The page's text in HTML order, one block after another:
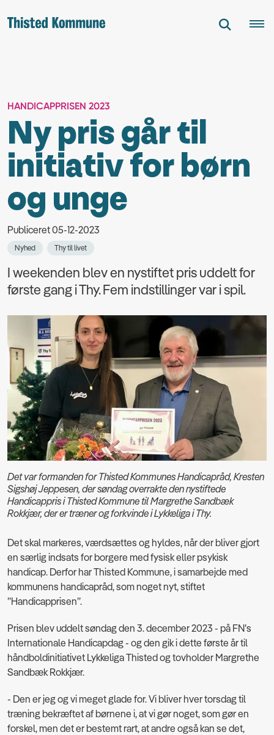
HANDICAPPRISEN 2023
Ny pris går til
initiativ for børn
og unge
Publiceret 05-12-2023
Nyhed Thy til livet
I weekenden blev en nystiftet pris uddelt for
første gang i Thy. Fem indstillinger var i spil.
Det var formanden for Thisted Kommunes Handicapråd, Kresten
Sigshøj Jeppesen, der søndag overrakte den nystiftede
Handicappris i Thisted Kommune til Margrethe Sandbæk
Rokkjær, der er træner og forkvinde i Lykkeliga i Thy.
Det skal markeres, værdsættes og hyldes, når der bliver gjort
en særlig indsats for borgere med fysisk eller psykisk
handicap. Derfor har Thisted Kommune, i samarbejde med
kommunens handicapråd, som noget nyt, stiftet
”Handicapprisen”.
Prisen blev uddelt søndag den 3. december 2023 - på FN’s
Internationale Handicapdag - og den gik i dette første år til
håndboldinitiativet Lykkeliga Thisted og tovholder Margrethe
Sandbæk Rokkjær.
- Den er jeg og vi meget glade for. Vi bliver hver torsdag til
træning bekræftet af børnene i, at vi gør noget, som gør en
forskel, men det er bestemt rart, at andre også kan se det,